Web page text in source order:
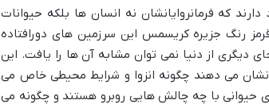
که فرمانروایانشان نه انسان ها بلکه حیوانات
رنگ جزیره کریسمس این سرزمین های دورافتاده
دیگری از دنیا نمی توان مشابه آن ها را یافت. این
می دهند چگونه انزوا و شرایط محیطی خاص می
حیوانی با چه چالش هایی روبرو هستند و چگونه می